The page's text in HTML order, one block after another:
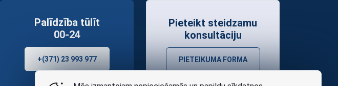
Palīdzība tūlīt
00-24
+(371) 23 993 977
Pieteikt steidzamu
konsultāciju
PIETEIKUMA FORMA